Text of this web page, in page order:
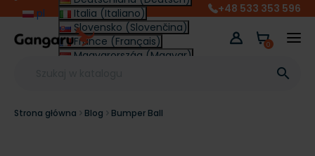
pl
Italia (Italiano)
Slovensko (Slovenčina)
France (Français)
Magyarország (Magyar)
+48 533 353 596

0
Strona główna Blog Bumper Ball